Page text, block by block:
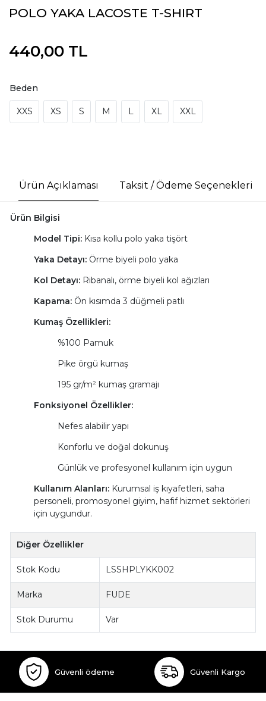
POLO YAKA LACOSTE T-SHIRT
440,00 TL
Beden
XXS XS S M L XL XXL
Ürün Açıklaması Taksit / Ödeme Seçenekleri
Ürün Bilgisi
Model Tipi:Kısa kollu polo yaka tişört
Yaka Detayı:Örme biyeli polo yaka
Kol Detayı:Ribanalı, örme biyeli kol ağızları
Kapama:Ön kısımda 3 düğmeli patlı
Kumaş Özellikleri:
%100 Pamuk
Pike örgü kumaş
195 gr/m² kumaş gramajı
Fonksiyonel Özellikler:
Nefes alabilir yapı
Konforlu ve doğal dokunuş
Günlük ve profesyonel kullanım için uygun
Kullanım Alanları:Kurumsal iş kıyafetleri, saha
personeli, promosyonel giyim, hafif hizmet sektörleri
için uygundur.
Diğer Özellikler
Stok Kodu LSSHPLYKK002
Marka FUDE
Stok Durumu Var
Güvenli ödeme Güvenli Kargo